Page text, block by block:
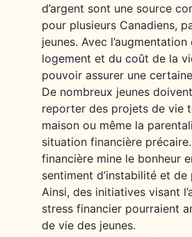
d’argent sont une source
pour plusieurs Canadiens,
jeunes. Avec
logement et du coût de la
pouvoir assurer une
De nombreux jeunes
reporter des projets de vie
maison ou même la
situation financière
financière mine le bonheur
sentiment d’instabilité et de
Ainsi, des initiatives visant
stress financier pourraient
de vie des jeunes.